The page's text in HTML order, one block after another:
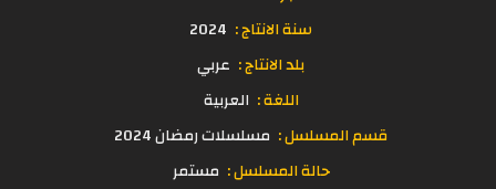
سنة الانتاج : 2024
بلد الانتاج : عربي
اللغة : العربية
قسم المسلسل : مسلسلات رمضان 2024
حالة المسلسل : مستمر